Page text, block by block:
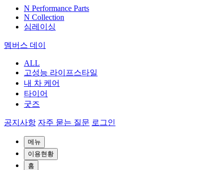
N Performance Parts
N Collection
심레이싱
멤버스 데이
ALL
고성능 라이프스타일
내 차 케어
타이어
굿즈
공지사항 자주 묻는 질문 로그인
메뉴
이용현황
홈